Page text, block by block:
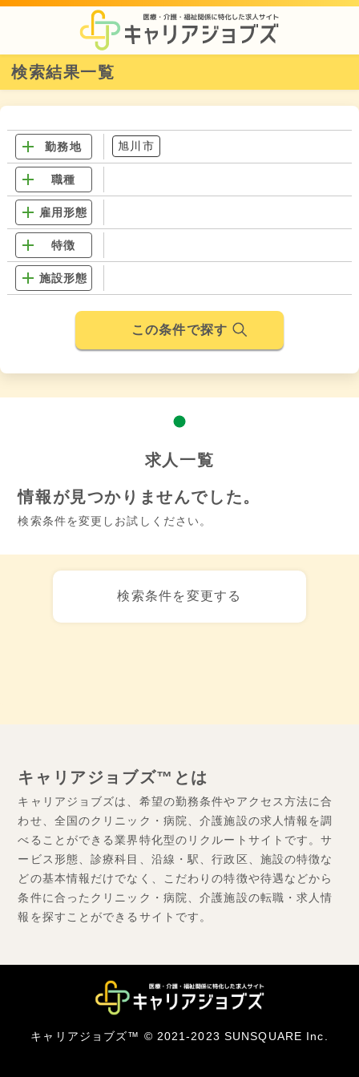
検索結果一覧
勤務地 旭川市
職種
雇用形態
特徴
施設形態
この条件で探す
求人一覧
情報が見つかりませんでした。
検索条件を変更しお試しください。
検索条件を変更する
キャリアジョブズ™とは
キャリアジョブズは、希望の勤務条件やアクセス方法に合
わせ、全国のクリニック・病院、介護施設の求人情報を調
べることができる業界特化型のリクルートサイトです。サ
ービス形態、診療科目、沿線・駅、行政区、施設の特徴な
どの基本情報だけでなく、こだわりの特徴や待遇などから
条件に合ったクリニック・病院、介護施設の転職・求人情
報を探すことができるサイトです。
キャリアジョブズ™ © 2021-2023 SUNSQUARE Inc.